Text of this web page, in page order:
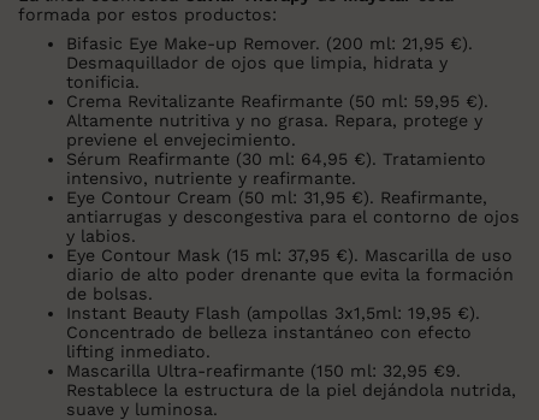
formada por estos productos:
Bifasic Eye Make-up Remover. (200 ml: 21,95 €).
Desmaquillador de ojos que limpia, hidrata y
tonificia.
Crema Revitalizante Reafirmante (50 ml: 59,95 €).
Altamente nutritiva y no grasa. Repara, protege y
previene el envejecimiento.
Sérum Reafirmante (30 ml: 64,95 €). Tratamiento
intensivo, nutriente y reafirmante.
Eye Contour Cream (50 ml: 31,95 €). Reafirmante,
antiarrugas y descongestiva para el contorno de ojos
y labios.
Eye Contour Mask (15 ml: 37,95 €). Mascarilla de uso
diario de alto poder drenante que evita la formación
de bolsas.
Instant Beauty Flash (ampollas 3x1,5ml: 19,95 €).
Concentrado de belleza instantáneo con efecto
lifting inmediato.
Mascarilla Ultra-reafirmante (150 ml: 32,95 €9.
Restablece la estructura de la piel dejándola nutrida,
suave y luminosa.